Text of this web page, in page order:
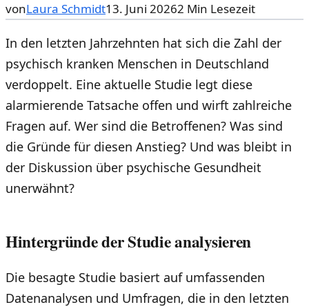
vonLaura Schmidt13. Juni 20262 Min Lesezeit
In den letzten Jahrzehnten hat sich die Zahl der
psychisch kranken Menschen in Deutschland
verdoppelt. Eine aktuelle Studie legt diese
alarmierende Tatsache offen und wirft zahlreiche
Fragen auf. Wer sind die Betroffenen? Was sind
die Gründe für diesen Anstieg? Und was bleibt in
der Diskussion über psychische Gesundheit
unerwähnt?
Hintergründe der Studie analysieren
Die besagte Studie basiert auf umfassenden
Datenanalysen und Umfragen, die in den letzten